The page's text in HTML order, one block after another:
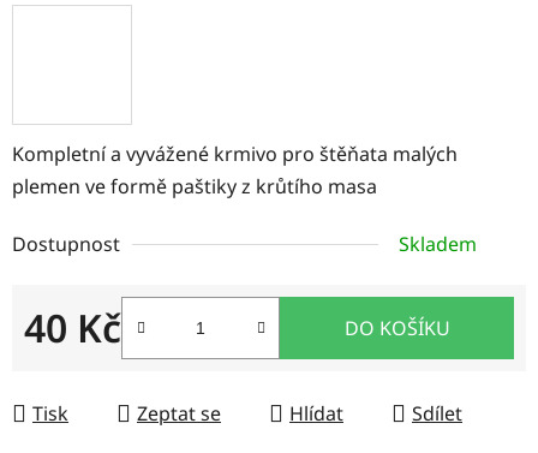
Kompletní a vyvážené krmivo pro štěňata malých
plemen ve formě paštiky z krůtího masa
Dostupnost Skladem
40 Kč
Měrná cena:
DO KOŠÍKU
Tisk Zeptat se Hlídat Sdílet